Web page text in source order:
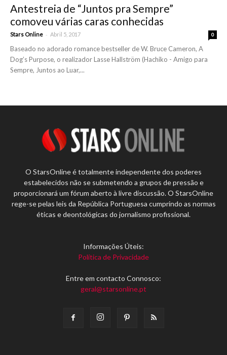
Antestreia de “Juntos pra Sempre”
comoveu várias caras conhecidas
Stars Online - Abril 5, 2017 0
Baseado no adorado romance bestseller de W. Bruce Cameron, A
Dog’s Purpose, o realizador Lasse Hallström (Hachiko - Amigo para
Sempre, Juntos ao Luar,...
O StarsOnline é totalmente independente dos poderes
estabelecidos não se submetendo a grupos de pressão e
proporcionará um fórum aberto à livre discussão. O StarsOnline
rege-se pelas leis da República Portuguesa cumprindo as normas
éticas e deontológicas do jornalismo profissional.
Informações Úteis:
Política de Privacidade
Entre em contacto Connosco:
geral@starsonline.pt